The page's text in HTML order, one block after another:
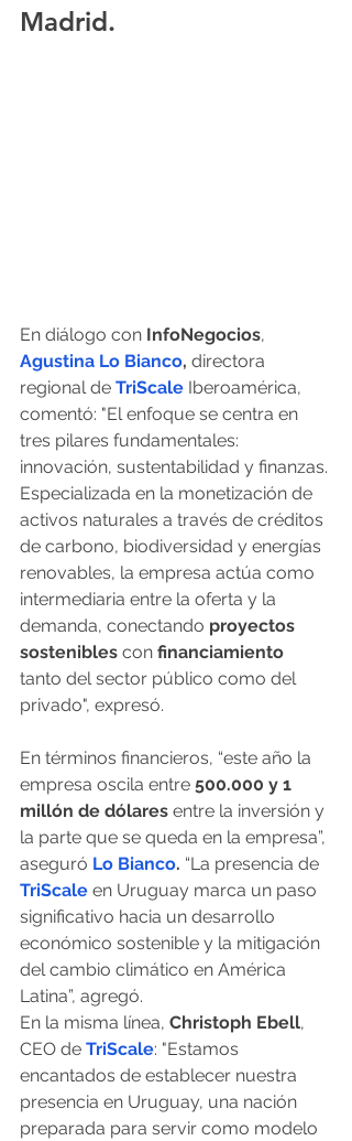
Madrid.
En diálogo con InfoNegocios,
Agustina Lo Bianco, directora
regional de TriScale Iberoamérica,
comentó: "El enfoque se centra en
tres pilares fundamentales:
innovación, sustentabilidad y finanzas.
Especializada en la monetización de
activos naturales a través de créditos
de carbono, biodiversidad y energías
renovables, la empresa actúa como
intermediaria entre la oferta y la
demanda, conectando proyectos
sostenibles con financiamiento
tanto del sector público como del
privado", expresó.
En términos financieros, “este año la
empresa oscila entre 500.000 y 1
millón de dólares entre la inversión y
la parte que se queda en la empresa”,
aseguró Lo Bianco. “La presencia de
TriScale en Uruguay marca un paso
significativo hacia un desarrollo
económico sostenible y la mitigación
del cambio climático en América
Latina”, agregó.
En la misma línea, Christoph Ebell,
CEO de TriScale: "Estamos
encantados de establecer nuestra
presencia en Uruguay, una nación
preparada para servir como modelo